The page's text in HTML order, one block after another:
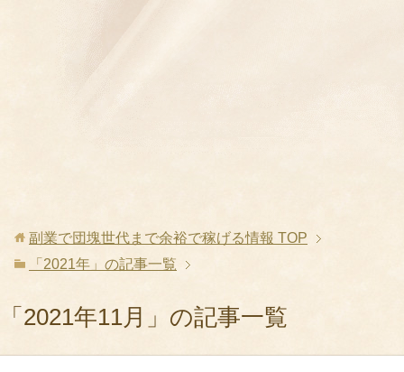
副業で団塊世代まで余裕で稼げる情報 TOP
「2021年」の記事一覧
「2021年11月」の記事一覧